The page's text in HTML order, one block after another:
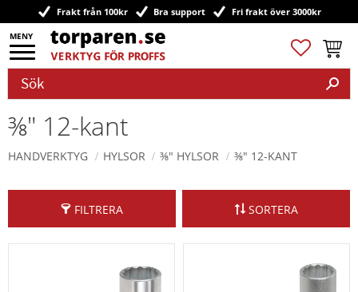
Meny
Frakt från 100kr Bra support Fri frakt över 3000kr
Favoriter
⅜" 12-kant
HANDVERKTYG HYLSOR ⅜" HYLSOR ⅜" 12-KANT
FILTRERA SORTERA